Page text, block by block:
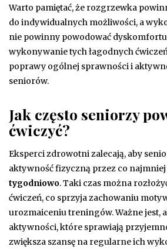
Warto pamiętać, że rozgrzewka
do indywidualnych możliwości, a
nie powinny powodować
wykonywanie tych łagodnych
poprawy ogólnej sprawności i
seniorów.
Jak często seniorzy
ćwiczyć?
Eksperci zdrowotni zalecają, aby
aktywność fizyczną przez co najmniej
tygodniowo. Taki czas można
ćwiczeń, co sprzyja zachowaniu
urozmaiceniu treningów. Ważne jest,
aktywności, które sprawiają
zwiększa szansę na regularne ich